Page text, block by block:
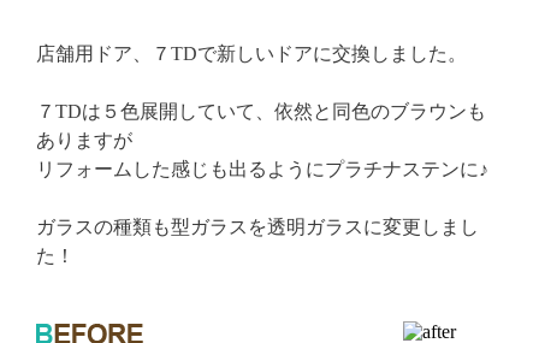
店舗用ドア、７TDで新しいドアに交換しました。
７TDは５色展開していて、依然と同色のブラウンも
ありますが
リフォームした感じも出るようにプラチナステンに♪
ガラスの種類も型ガラスを透明ガラスに変更しまし
た！